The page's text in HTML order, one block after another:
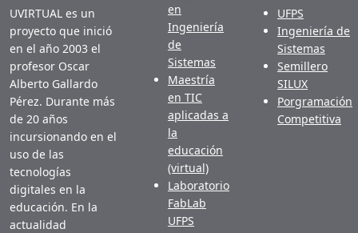
UVIRTUAL es un
proyecto que inició
en el año 2003 el
profesor Oscar
Alberto Gallardo
Pérez. Durante más
de 20 años
incursionando en el
uso de las
tecnologías
digitales en la
educación. En la
actualidad
en
Ingeniería
de
Sistemas
Maestría
en TIC
aplicadas a
la
educación
(virtual)
Laboratorio
FabLab
UFPS
UFPS
Ingeniería de
Sistemas
Semillero
SILUX
Porgramación
Competitiva